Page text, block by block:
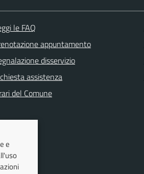
le FAQ
appuntamento
disservizio
assistenza
del Comune
e